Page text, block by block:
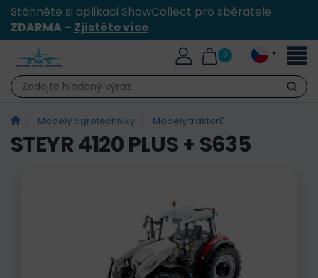
Stáhněte si aplikaci ShowCollect pro sběratele
ZDARMA – Zjistěte více
0
Hledat
Modely agrotechniky Modely traktorů
STEYR 4120 PLUS + S635